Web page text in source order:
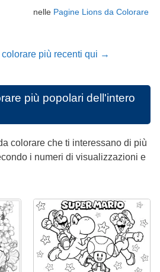
nelle Pagine Lions da Colorare
colorare più recenti qui →
più popolari dell'intero
colorare che ti interessano di più
i numeri di visualizzazioni e